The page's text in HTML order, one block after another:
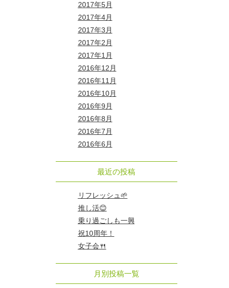
2017年5月
2017年4月
2017年3月
2017年2月
2017年1月
2016年12月
2016年11月
2016年10月
2016年9月
2016年8月
2016年7月
2016年6月
最近の投稿
リフレッシュ🌱
推し活😊
乗り過ごしも一興
祝10周年！
女子会🍴
月別投稿一覧